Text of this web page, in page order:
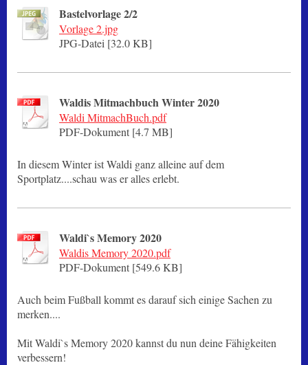
Bastelvorlage 2/2
Vorlage 2.jpg
JPG-Datei [32.0 KB]
Waldis Mitmachbuch Winter 2020
Waldi MitmachBuch.pdf
PDF-Dokument [4.7 MB]
In diesem Winter ist Waldi ganz alleine auf dem
Sportplatz....schau was er alles erlebt.
Waldi`s Memory 2020
Waldis Memory 2020.pdf
PDF-Dokument [549.6 KB]
Auch beim Fußball kommt es darauf sich einige Sachen zu
merken....
Mit Waldi`s Memory 2020 kannst du nun deine Fähigkeiten
verbessern!